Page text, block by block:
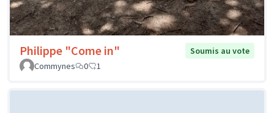
Philippe "Come in"
Soumis au vote
Commynes
0 1